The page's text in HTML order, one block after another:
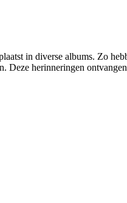
in diverse albums. Zo
Deze herinneringen